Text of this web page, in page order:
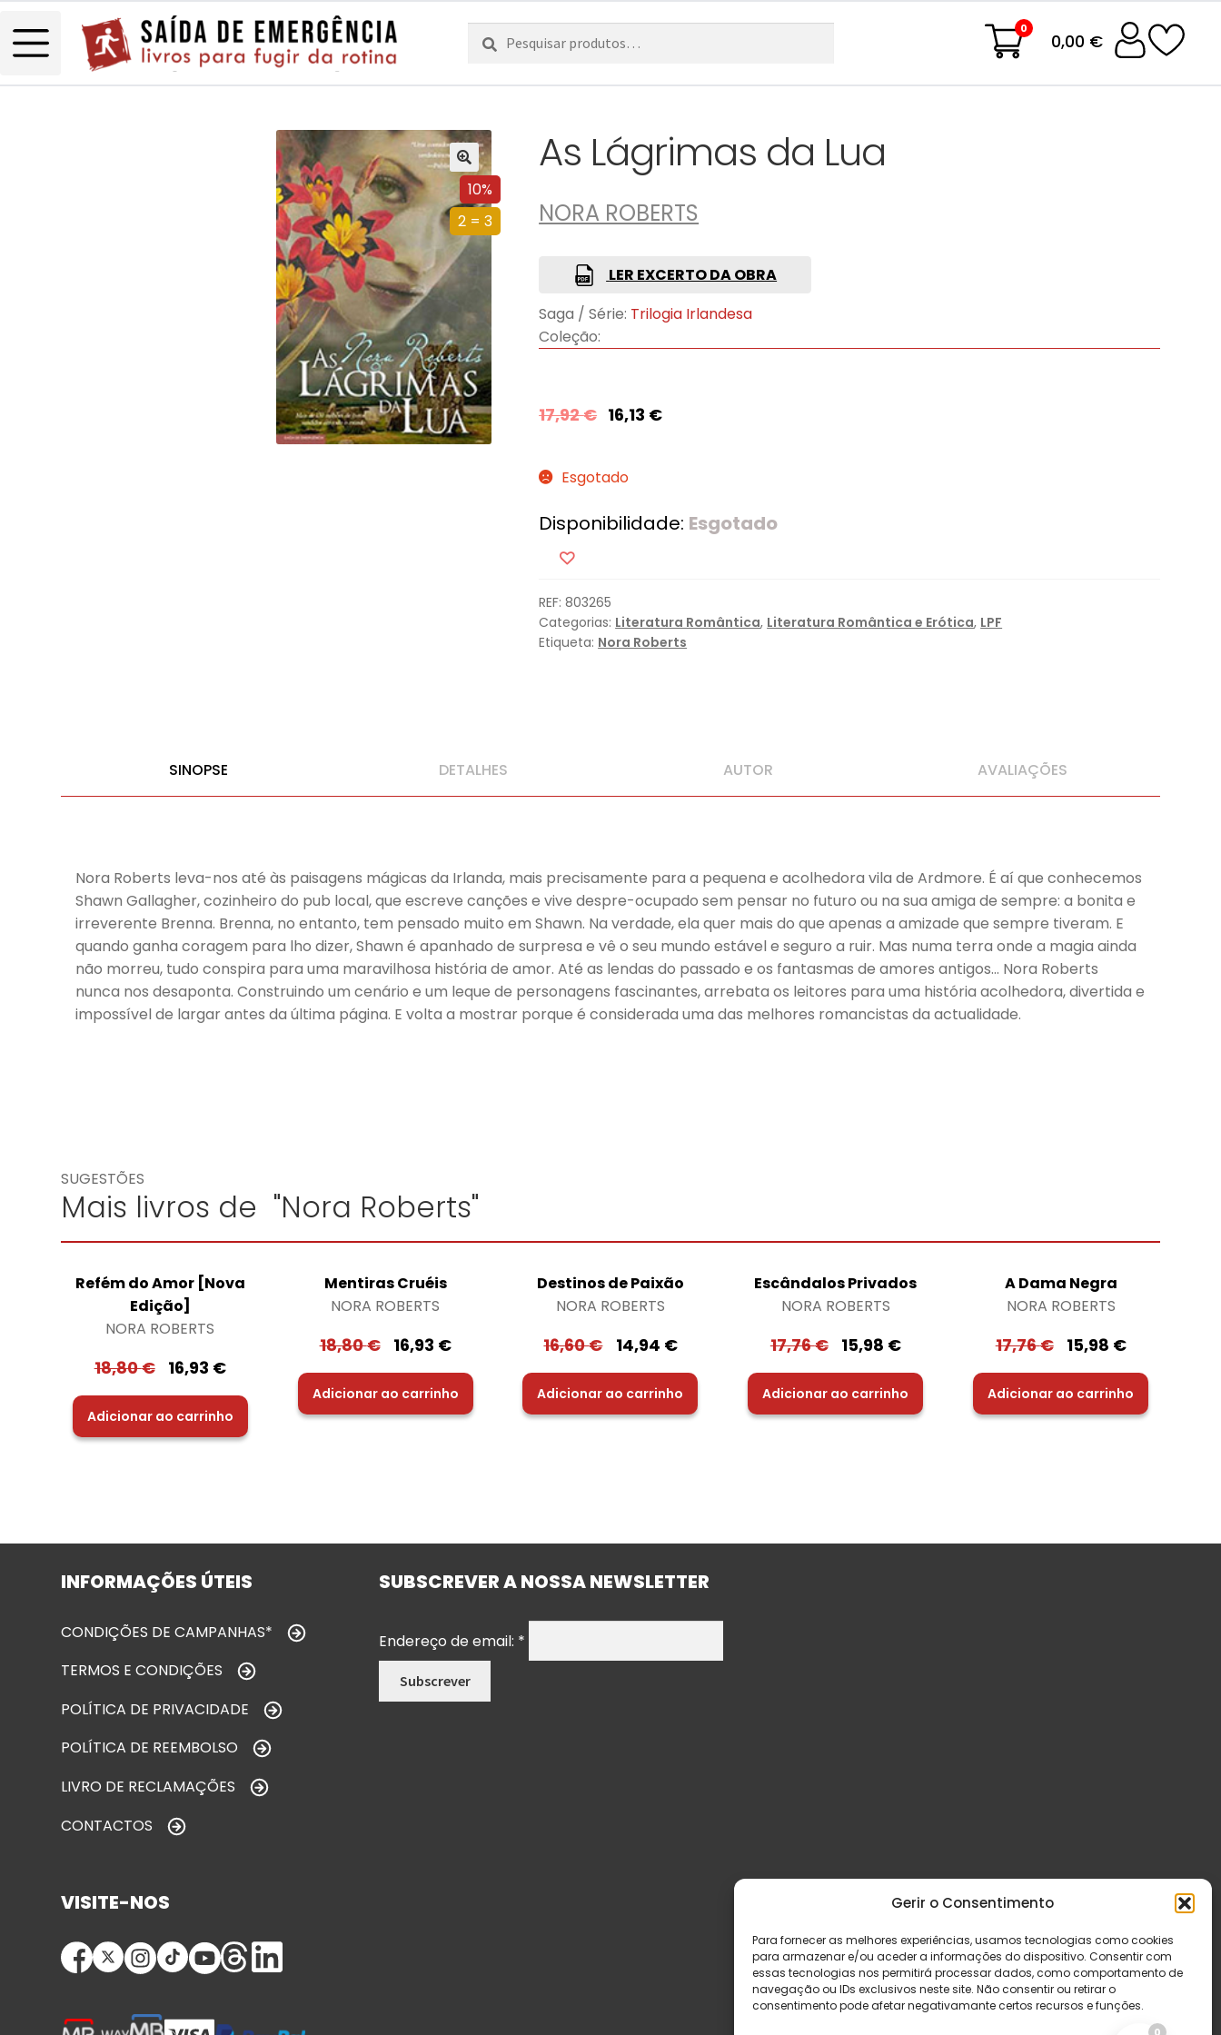
Gerir o Consentimento
Para fornecer as melhores experiências, usamos tecnologias como cookies
para armazenar e/ou aceder a informações do dispositivo. Consentir com
essas tecnologias nos permitirá processar dados, como comportamento de
navegação ou IDs exclusivos neste site. Não consentir ou retirar o
consentimento pode afetar negativamante certos recursos e funções.
Pesquisar
por:
Pesquisa 0
0,00 €
10%
2 = 3
As Lágrimas da Lua
NORA ROBERTS
LER EXCERTO DA OBRA
Saga / Série: Trilogia Irlandesa
Coleção:
17,92€ 16,13 €
Esgotado
Disponibilidade: Esgotado
REF:803265
Categorias: Literatura Romântica, Literatura Romântica e Erótica, LPF
Etiqueta: Nora Roberts
SINOPSE DETALHES AUTOR AVALIAÇÕES
Nora Roberts leva-nos até às paisagens mágicas da Irlanda, mais precisamente para a pequena e acolhedora vila de Ardmore. É aí que conhecemos
Shawn Gallagher, cozinheiro do pub local, que escreve canções e vive despre-ocupado sem pensar no futuro ou na sua amiga de sempre: a bonita e
irreverente Brenna. Brenna, no entanto, tem pensado muito em Shawn. Na verdade, ela quer mais do que apenas a amizade que sempre tiveram. E
quando ganha coragem para lho dizer, Shawn é apanhado de surpresa e vê o seu mundo estável e seguro a ruir. Mas numa terra onde a magia ainda
não morreu, tudo conspira para uma maravilhosa história de amor. Até as lendas do passado e os fantasmas de amores antigos… Nora Roberts
nunca nos desaponta. Construindo um cenário e um leque de personagens fascinantes, arrebata os leitores para uma história acolhedora, divertida e
impossível de largar antes da última página. E volta a mostrar porque é considerada uma das melhores romancistas da actualidade.
SUGESTÕES
Mais livros de "Nora Roberts"
Refém do Amor [Nova
Edição]
NORA ROBERTS
18,80€ 16,93 €
Adicionar ao carrinho
Mentiras Cruéis
NORA ROBERTS
18,80€ 16,93 €
Adicionar ao carrinho
Destinos de Paixão
NORA ROBERTS
16,60€ 14,94 €
Adicionar ao carrinho
Escândalos Privados
NORA ROBERTS
17,76€ 15,98 €
Adicionar ao carrinho
A Dama Negra
NORA ROBERTS
17,76€ 15,98 €
Adicionar ao carrinho
INFORMAÇÕES ÚTEIS
CONDIÇÕES DE CAMPANHAS*
TERMOS E CONDIÇÕES
POLÍTICA DE PRIVACIDADE
POLÍTICA DE REEMBOLSO
LIVRO DE RECLAMAÇÕES
CONTACTOS
SUBSCREVER A NOSSA NEWSLETTER
Endereço de email: *
VISITE-NOS